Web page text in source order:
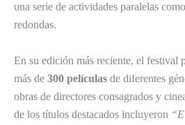
una serie de actividades paralelas
redondas.
En su edición más reciente, el festival
más de 300 películas de diferentes
obras de directores consagrados y
de los títulos destacados incluyeron